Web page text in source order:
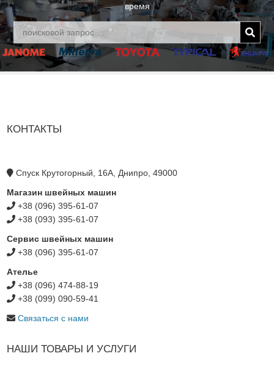
время
КОНТАКТЫ
Спуск Крутогорный, 16А, Днипро, 49000
Магазин швейных машин
+38 (096) 395-61-07
+38 (093) 395-61-07
Сервис швейных машин
+38 (096) 395-61-07
Ателье
+38 (096) 474-88-19
+38 (099) 090-59-41
Связаться с нами
НАШИ ТОВАРЫ И УСЛУГИ